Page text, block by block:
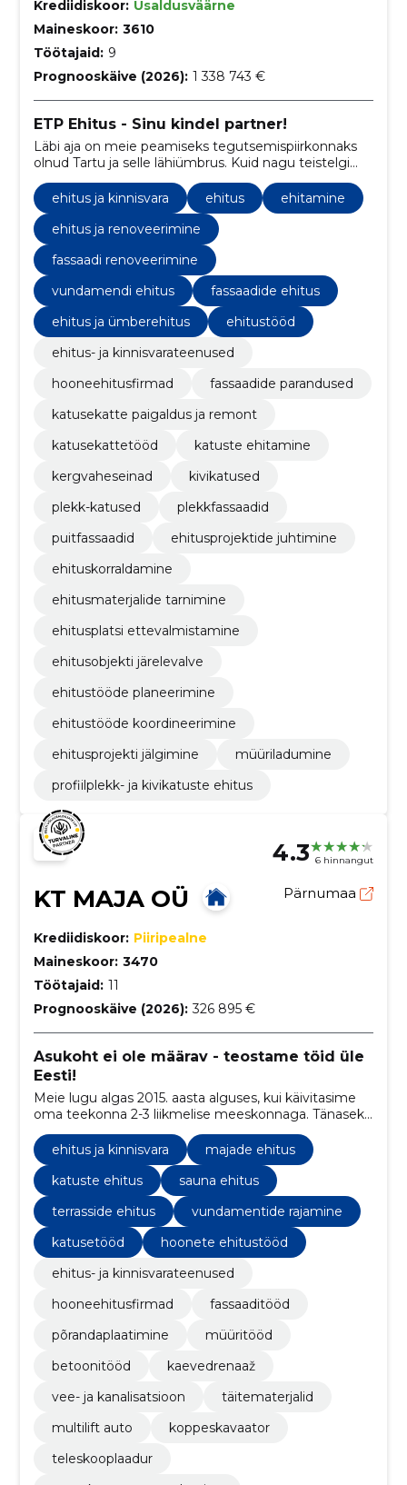
Krediidiskoor: Usaldusväärne
Maineskoor: 3610
Töötajaid: 9
Prognooskäive (2026): 1 338 743 €
ETP Ehitus - Sinu kindel partner!
Läbi aja on meie peamiseks tegutsemispiirkonnaks
olnud Tartu ja selle lähiümbrus. Kuid nagu teistelgi
ettevõtetel, on ka meie ehitatud objekte mujal
Eestis.ehitus ja kinnisvara ehitus
ehitamine
ehitus ja renoveerimine
fassaadi renoveerimine
vundamendi ehitus
fassaadide ehitus
ehitus ja ümberehitus
ehitustööd
ehitus- ja kinnisvarateenused
hooneehitusfirmad
fassaadide parandused
katusekatte paigaldus ja remont
katusekattetööd
katuste ehitamine
kergvaheseinad
kivikatused
plekk-katused
plekkfassaadid
puitfassaadid
ehitusprojektide juhtimine
ehituskorraldamine
ehitusmaterjalide tarnimine
ehitusplatsi ettevalmistamine
ehitusobjekti järelevalve
ehitustööde planeerimine
ehitustööde koordineerimine
ehitusprojekti jälgimine
müüriladumine
profiilplekk- ja kivikatuste ehitus
4.3 6 hinnangut
KT MAJA OÜ Pärnumaa
Krediidiskoor: Piiripealne
Maineskoor: 3470
Töötajaid: 11
Prognooskäive (2026): 326 895 €
Asukoht ei ole määrav - teostame töid üle
Eesti!
Meie lugu algas 2015. aasta alguses, kui käivitasime
oma teekonna 2-3 liikmelise meeskonnaga. Tänaseks
oleme kasvanud mitmekordselt ja uhkustame 11
liikmelise meeskonnaga, kes on valmis võtma vastu
suuremaid väljakutseid ja ulatuslikke projekte.
ehitus ja kinnisvara
majade ehitus
katuste ehitus
sauna ehitus
terrasside ehitus
vundamentide rajamine
katusetööd
hoonete ehitustööd
ehitus- ja kinnisvarateenused
hooneehitusfirmad
fassaaditööd
põrandaplaatimine
müüritööd
betoonitööd
kaevedrenaaž
vee- ja kanalisatsioon
täitematerjalid
multilift auto
koppeskavaator
teleskooplaadur